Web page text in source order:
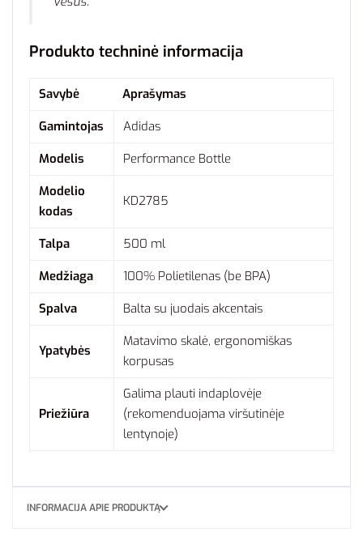
Produkto techninė informacija
Savybė
Aprašymas
Gamintojas
Adidas
Modelis
Performance Bottle
Modelio
kodas
KD2785
Talpa
500 ml
Medžiaga
100% Polietilenas (be BPA)
Spalva
Balta su juodais akcentais
Ypatybės
Matavimo skalė, ergonomiškas
korpusas
Priežiūra
Galima plauti indaplovėje
(rekomenduojama viršutinėje
lentynoje)
INFORMACIJA APIE PRODUKTĄ